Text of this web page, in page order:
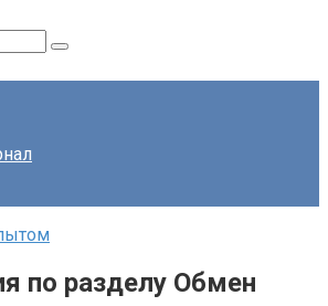
по разделу Обмен